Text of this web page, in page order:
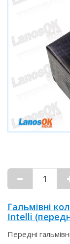
Гальмівні
Intelli
Передні